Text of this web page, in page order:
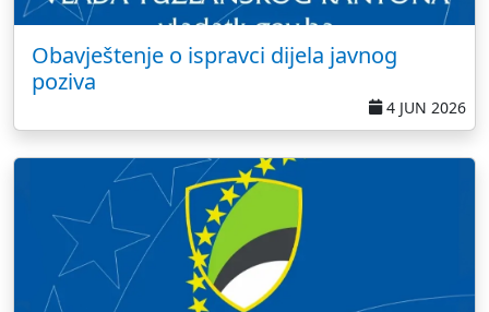
Obavještenje o ispravci dijela javnog
poziva
4 JUN 2026